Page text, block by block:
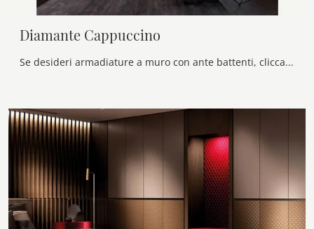
Diamante Cappuccino
Se desideri armadiature a muro con ante battenti, clicca e scopri l'armadio Diamante Cappuccino di Olivieri in laccato lucido.